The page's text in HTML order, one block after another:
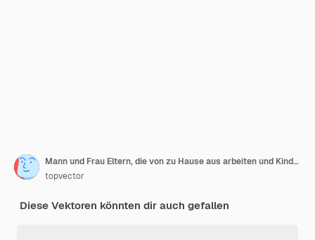
Mann und Frau Eltern, die von zu Hause aus arbeiten und Kinder pflegen, die Arbeit und Familienpflichten kombinieren
topvector
Diese Vektoren könnten dir auch gefallen